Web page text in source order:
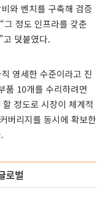
와 벤치를 구축해 검증
그 정도 인프라를 갖춘
고 덧붙였다.
영세한 수준이라고 진
품 10개를 수리하려면
정도로 시장이 체계적
버리지를 동시에 확보한
로벌